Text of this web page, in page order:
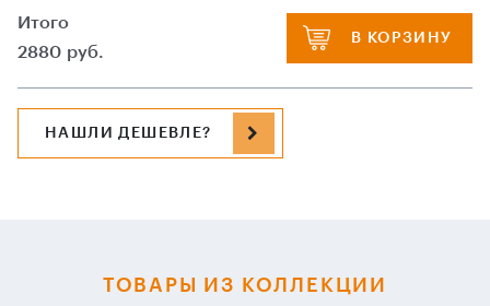
Итого
2880 руб.
В КОРЗИНУ
НАШЛИ ДЕШЕВЛЕ?
ТОВАРЫ ИЗ КОЛЛЕКЦИИ